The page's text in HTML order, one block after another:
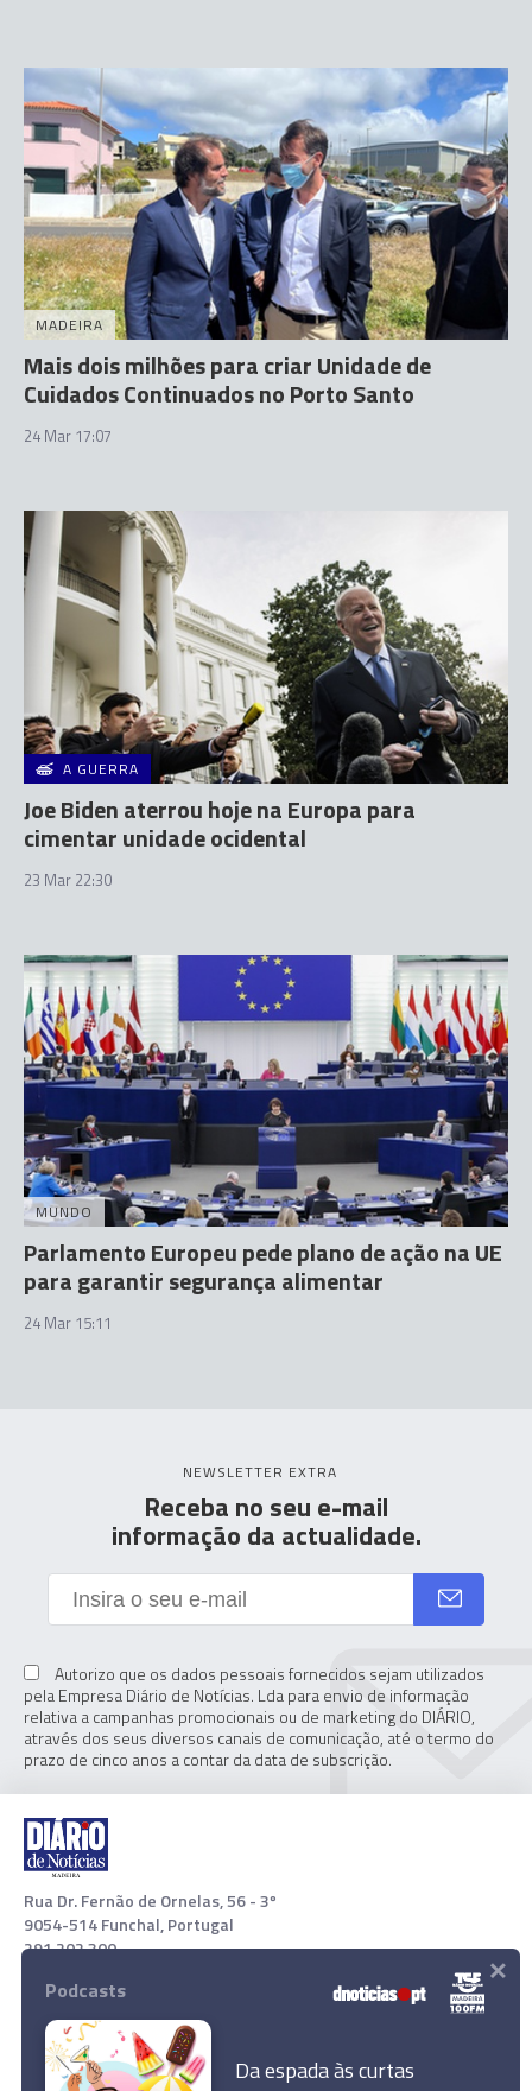
MADEIRA
Mais dois milhões para criar Unidade de
Cuidados Continuados no Porto Santo
24 Mar 17:07
A GUERRA
Joe Biden aterrou hoje na Europa para
cimentar unidade ocidental
23 Mar 22:30
MUNDO
Parlamento Europeu pede plano de ação na UE
para garantir segurança alimentar
24 Mar 15:11
NEWSLETTER EXTRA
Receba no seu e-mail
informação da actualidade.
Autorizo que os dados pessoais fornecidos sejam utilizados
pela Empresa Diário de Notícias. Lda para envio de informação
relativa a campanhas promocionais ou de marketing do DIÁRIO,
através dos seus diversos canais de comunicação, até o termo do
prazo de cinco anos a contar da data de subscrição.
Rua Dr. Fernão de Ornelas, 56 - 3º
9054-514 Funchal, Portugal
291 202 300
Download App
Podcasts
Da espada às curtas
×